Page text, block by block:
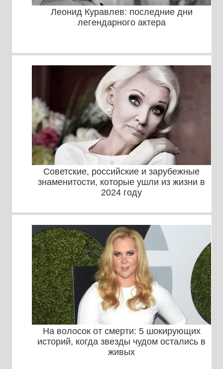
Леонид Куравлев: последние дни
легендарного актера
Советские, российские и зарубежные
знаменитости, которые ушли из жизни в
2024 году
На волосок от смерти: 5 шокирующих
историй, когда звезды чудом остались в
живых